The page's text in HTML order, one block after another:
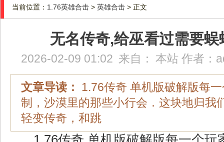
当前位置： 1.76英雄合击 > 英雄合击 > 正文
无名传奇,给巫看过需要蜈
2026-02-09 01:02 来自： 本站 作者：
文章导读：
1.76传奇 单机版破解版每
制，沙漠里的那些小行会．这块地归我
轻变传奇，和跳